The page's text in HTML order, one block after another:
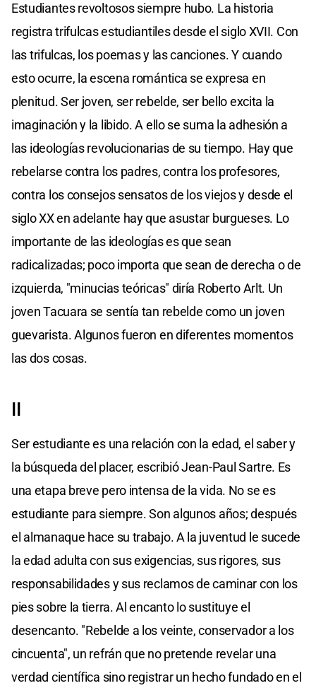
Estudiantes revoltosos siempre hubo. La historia
registra trifulcas estudiantiles desde el siglo XVII. Con
las trifulcas, los poemas y las canciones. Y cuando
esto ocurre, la escena romántica se expresa en
plenitud. Ser joven, ser rebelde, ser bello excita la
imaginación y la libido. A ello se suma la adhesión a
las ideologías revolucionarias de su tiempo. Hay que
rebelarse contra los padres, contra los profesores,
contra los consejos sensatos de los viejos y desde el
siglo XX en adelante hay que asustar burgueses. Lo
importante de las ideologías es que sean
radicalizadas; poco importa que sean de derecha o de
izquierda, "minucias teóricas" diría Roberto Arlt. Un
joven Tacuara se sentía tan rebelde como un joven
guevarista. Algunos fueron en diferentes momentos
las dos cosas.
II
Ser estudiante es una relación con la edad, el saber y
la búsqueda del placer, escribió Jean-Paul Sartre. Es
una etapa breve pero intensa de la vida. No se es
estudiante para siempre. Son algunos años; después
el almanaque hace su trabajo. A la juventud le sucede
la edad adulta con sus exigencias, sus rigores, sus
responsabilidades y sus reclamos de caminar con los
pies sobre la tierra. Al encanto lo sustituye el
desencanto. "Rebelde a los veinte, conservador a los
cincuenta", un refrán que no pretende revelar una
verdad científica sino registrar un hecho fundado en el